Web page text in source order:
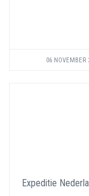
06 NOVEMBER
Expeditie